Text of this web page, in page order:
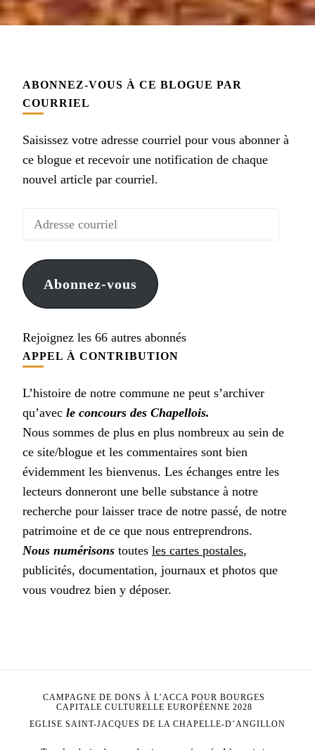
ABONNEZ-VOUS À CE BLOGUE PAR
COURRIEL
Saisissez votre adresse courriel pour vous abonner à
ce blogue et recevoir une notification de chaque
nouvel article par courriel.
Adresse
Abonnez-vous
Rejoignez les 66 autres abonnés
APPEL À CONTRIBUTION
L’histoire de notre commune ne peut s’archiver
qu’avec le concours des Chapellois.
Nous sommes de plus en plus nombreux au sein de
ce site/blogue et les commentaires sont bien
évidemment les bienvenus. Les échanges entre les
lecteurs donneront une belle substance à notre
recherche pour laisser trace de notre passé, de notre
patrimoine et de ce que nous entreprendrons.
Nous numérisons toutes les cartes postales,
publicités, documentation, journaux et photos que
vous voudrez bien y déposer.
CAMPAGNE DE DONS À L’ACCA POUR BOURGES
CAPITALE CULTURELLE EUROPÉENNE 2028
EGLISE SAINT-JACQUES DE LA CHAPELLE-D’ANGILLON